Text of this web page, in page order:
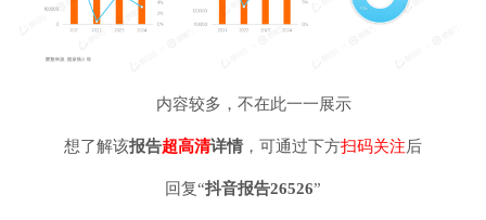
内容较多，不在此一一展示
想了解该报告超高清详情 ，可通过下方扫码关注后
回复“抖音报告26526”